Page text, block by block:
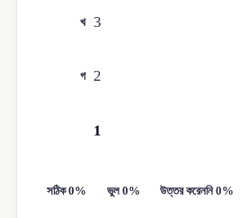
খ 3
গ 2
1
সঠিক 0% ভুল 0% উত্তর করেননি 0%